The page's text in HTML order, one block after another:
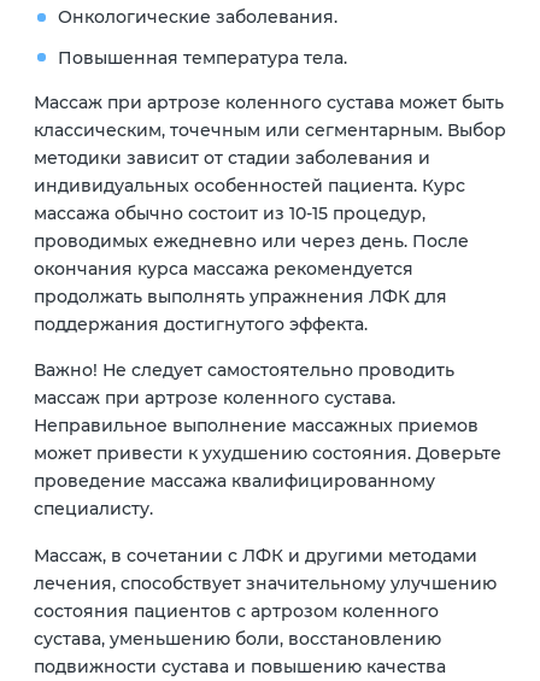
Онкологические заболевания.
Повышенная температура тела.
Массаж при артрозе коленного сустава может быть
классическим, точечным или сегментарным. Выбор
методики зависит от стадии заболевания и
индивидуальных особенностей пациента. Курс
массажа обычно состоит из 10-15 процедур,
проводимых ежедневно или через день. После
окончания курса массажа рекомендуется
продолжать выполнять упражнения ЛФК для
поддержания достигнутого эффекта.
Важно! Не следует самостоятельно проводить
массаж при артрозе коленного сустава.
Неправильное выполнение массажных приемов
может привести к ухудшению состояния. Доверьте
проведение массажа квалифицированному
специалисту.
Массаж, в сочетании с ЛФК и другими методами
лечения, способствует значительному улучшению
состояния пациентов с артрозом коленного
сустава, уменьшению боли, восстановлению
подвижности сустава и повышению качества